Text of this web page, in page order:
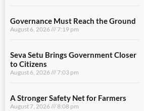
Governance Must Reach the Ground
August 6, 2026 7:19 pm
Seva Setu Brings Government Closer
to Citizens
August 6, 2026 7:03 pm
A Stronger Safety Net for Farmers
August 7, 2026 8:08 pm